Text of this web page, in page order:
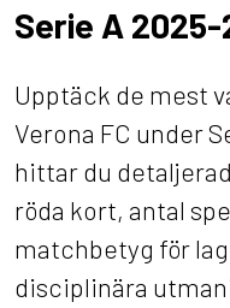
Serie A
Upptäck de mest
Verona FC under
hittar du
röda kort, antal
matchbetyg för
disciplinära